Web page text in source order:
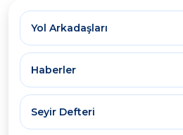
Yol Arkadaşları
Haberler
Seyir Defteri